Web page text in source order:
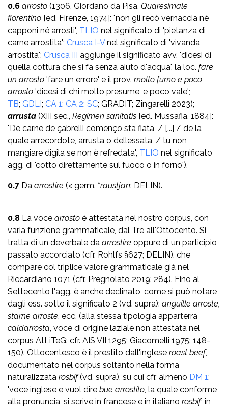
0.6 arrosto (1306, Giordano da Pisa, Quaresimale
fiorentino [ed. Firenze, 1974]: "non gli recò vernaccia né
capponi né arrosti", TLIO nel significato di 'pietanza di
carne arrostita'; Crusca I-Vnel significato di 'vivanda
arrostita'; Crusca III aggiunge il significato avv. 'dicesi di
quella cottura che si fa senza aiuto d'acqua', la loc. fare
un arrosto 'fare un errore' e il prov. molto fumo e poco
arrosto 'dicesi di chi molto presume, e poco vale';
TB; GDLI; CA 1; CA 2; SC; GRADIT; Zingarelli 2023);
arrusta (XIII sec., Regimen sanitatis [ed. Mussafia, 1884]:
"De carne de çabrelli començo sta fiata, / [...] / de la
quale arrecordote, arrusta o dellessata, / tu non
mangiare digila se non è refredata", TLIO nel significato
agg. di 'cotto direttamente sul fuoco o in forno').
0.7 Da arrostire (< germ. *raustjan: DELIN).
0.8 La voce arrosto è attestata nel nostro corpus, con
varia funzione grammaticale, dal Tre all'Ottocento. Si
tratta di un deverbale da arrostire oppure di un participio
passato accorciato (cfr. Rohlfs §627; DELIN), che
compare col triplice valore grammaticale già nel
Riccardiano 1071 (cfr. Pregnolato 2019: 284). Fino al
Settecento l'agg. è anche declinato, come si può notare
dagli ess. sotto il significato 2 (vd. supra): anguille arroste,
starne arroste, ecc. (alla stessa tipologia apparterrà
caldarrosta, voce di origine laziale non attestata nel
corpus AtLiTeG: cfr. AIS VII 1295; Giacomelli 1975: 148-
150). Ottocentesco è il prestito dall'inglese roast beef,
documentato nel corpus soltanto nella forma
naturalizzata rosbif(vd. supra), su cui cfr. almeno DM 1:
'voce inglese e vuol dire bue arrostito, la quale conforme
alla pronuncia, si scrive in francese e in italiano rosbif; in